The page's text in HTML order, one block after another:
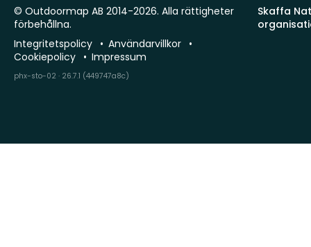
Skaffa
© Outdoormap AB 2014-2026. Alla rättigheter
förbehållna.
Integritetspolicy
Användarvillkor
Cookiepolicy
Impressum
phx-sto-02 · 26.7.1 (449747a8c)